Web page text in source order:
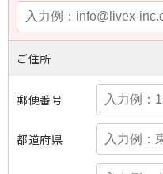
ご住所
郵便番号
都道府県